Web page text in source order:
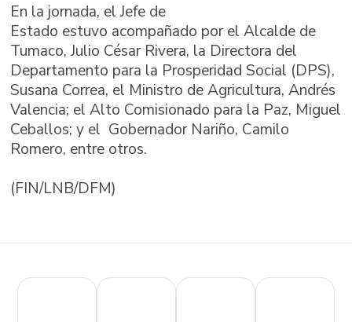
En la jornada, el Jefe de
Estado estuvo acompañado por el Alcalde de
Tumaco, Julio César Rivera, la Directora del
Departamento para la Prosperidad Social (DPS),
Susana Correa, el Ministro de Agricultura, Andrés
Valencia; el Alto Comisionado para la Paz, Miguel
Ceballos; y el Gobernador Nariño, Camilo
Romero, entre otros.
(FIN/LNB/DFM)